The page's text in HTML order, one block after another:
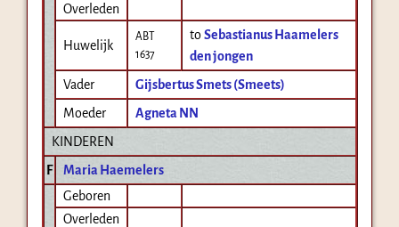
Overleden
Huwelijk
ABT
1637
toSebastianus Haamelers
den jongen
Vader
Gijsbertus Smets (Smeets)
Moeder
Agneta NN
KINDEREN
F
Maria Haemelers
Geboren
Overleden